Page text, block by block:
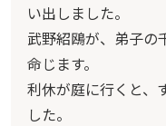
い出しました。
武野紹鴎が、弟子の
命じます。
利休が庭に行くと、
した。